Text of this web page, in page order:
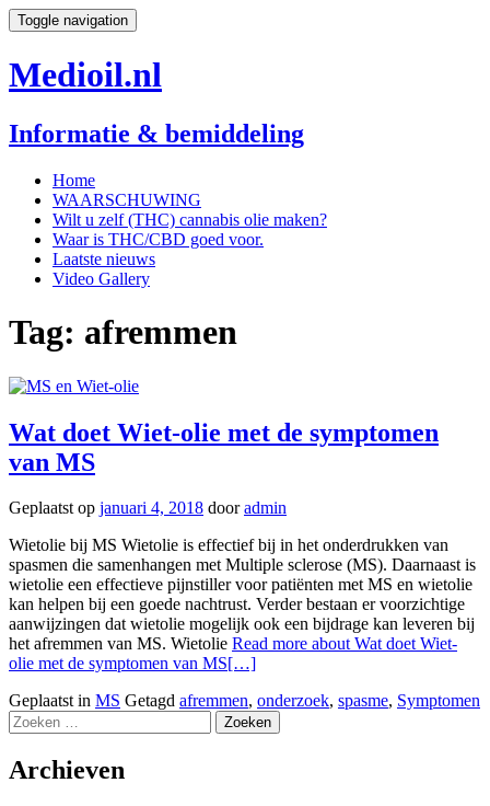
Toggle navigation
Medioil.nl
Informatie & bemiddeling
Home
WAARSCHUWING
Wilt u zelf (THC) cannabis olie maken?
Waar is THC/CBD goed voor.
Laatste nieuws
Video Gallery
Tag: afremmen
Wat doet Wiet-olie met de symptomen
van MS
Geplaatst op januari 4, 2018 dooradmin
Wietolie bij MS Wietolie is effectief bij in het onderdrukken van
spasmen die samenhangen met Multiple sclerose (MS). Daarnaast is
wietolie een effectieve pijnstiller voor patiënten met MS en wietolie
kan helpen bij een goede nachtrust. Verder bestaan er voorzichtige
aanwijzingen dat wietolie mogelijk ook een bijdrage kan leveren bij
het afremmen van MS. Wietolie Read more about Wat doet Wiet-
olie met de symptomen van MS[…]
Geplaatst in MS Getagd afremmen, onderzoek, spasme, Symptomen
Zoeken
naar:
Archieven